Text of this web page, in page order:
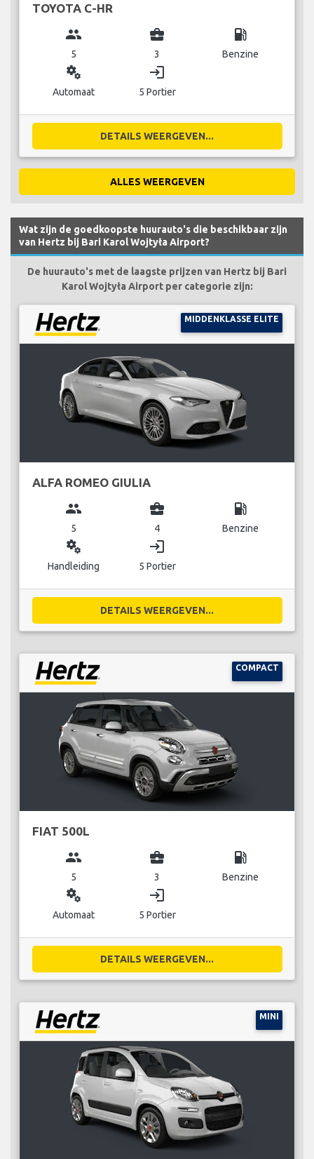
TOYOTA C-HR
group
5
business_center
3
local_gas_station
Benzine
miscellaneous_services
Automaat
login
5 Portier
DETAILS WEERGEVEN...
ALLES WEERGEVEN
Wat zijn de goedkoopste huurauto's die beschikbaar zijn
van Hertz bij Bari Karol Wojtyła Airport?
De huurauto's met de laagste prijzen van Hertz bij Bari
Karol Wojtyła Airport per categorie zijn:
MIDDENKLASSE ELITE
ALFA ROMEO GIULIA
group
5
business_center
4
local_gas_station
Benzine
miscellaneous_services
Handleiding
login
5 Portier
DETAILS WEERGEVEN...
COMPACT
FIAT 500L
group
5
business_center
3
local_gas_station
Benzine
miscellaneous_services
Automaat
login
5 Portier
DETAILS WEERGEVEN...
MINI